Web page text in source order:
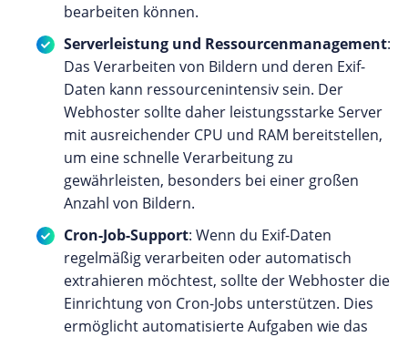
bearbeiten können.
Serverleistung und Ressourcenmanagement:
Das Verarbeiten von Bildern und deren Exif-
Daten kann ressourcenintensiv sein. Der
Webhoster sollte daher leistungsstarke Server
mit ausreichender CPU und RAM bereitstellen,
um eine schnelle Verarbeitung zu
gewährleisten, besonders bei einer großen
Anzahl von Bildern.
Cron-Job-Support: Wenn du Exif-Daten
regelmäßig verarbeiten oder automatisch
extrahieren möchtest, sollte der Webhoster die
Einrichtung von Cron-Jobs unterstützen. Dies
ermöglicht automatisierte Aufgaben wie das